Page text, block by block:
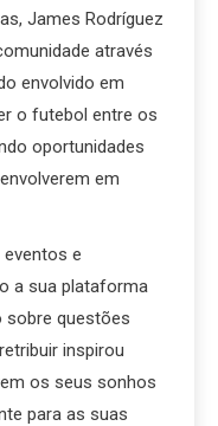
James Rodríguez
através
envolvido em
o futebol entre os
oportunidades
em
e
a sua plataforma
sobre questões
inspirou
os seus sonhos
para as suas